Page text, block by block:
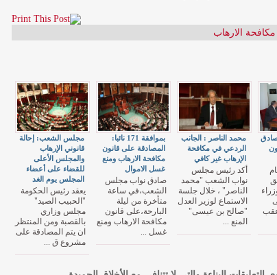
مكافحة الارهاب
مجلس الشعب: إحالة
قانوني الإرهاب
والمجلس الأعلى
للقضاء على أعضاء
المجلس يوم الغد
يعقد رئيس الحكومة
"الحبيب الصيد"
مجلس وزاري
بالقصبة ومن المنتظر
ان يتم المصادقة على
مشروع ق ...
بموافقة 171 نائبا:
المصادقة على قانون
مكافحة الارهاب ومنع
غسل الاموال
صادق نواب مجلس
الشعب،في ساعة
متأخرة من ليلة
البارحة،على قانون
مكافحة الارهاب ومنع
غسل ...
محمد الناصر : الجانب
الردعي في مكافحة
الإرهاب غير كافي
أكد رئيس مجلس
نواب الشعب "محمد
الناصر" ، خلال جلسة
الاستماع لوزير العدل
"صالح بن عيسى"
المنع ...